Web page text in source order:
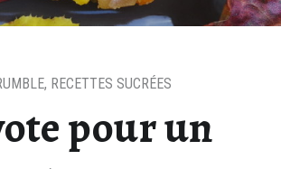
pour un
, RECETTES SUCRÉES